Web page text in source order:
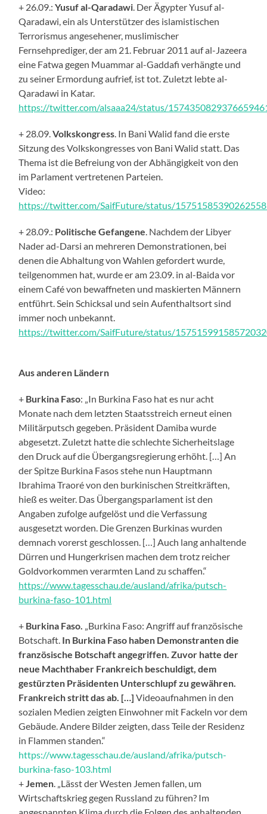
+ 26.09.:Yusuf al-Qaradawi . Der Ägypter Yusuf al-
Qaradawi, ein als Unterstützer des islamistischen
Terrorismus angesehener, muslimischer
Fernsehprediger, der am 21. Februar 2011 auf al-Jazeera
eine Fatwa gegen Muammar al-Gaddafi verhängte und
zu seiner Ermordung aufrief, ist tot. Zuletzt lebte al-
Qaradawi in Katar.
https://twitter.com/alsaaa24/status/
+ 28.09.Volkskongress . In Bani Walidfand die erste
Sitzung des Volkskongresses von Bani Walidstatt . Das
Thema ist die Befreiung von der Abhängigkeit von den
im Parlament vertretenen Parteien.
Video:
https://twitter.com/SaifFuture/status/
+ 28.09.: Politische Gefangene . Nachdem der Libyer
Nader ad-Darsi an mehreren Demonstrationen, bei
denen die Abhaltung von Wahlengefordertwurde
teilgenommen hat, wurde er am 23.09. in al-Baida vor
einem Café von bewaffneten und maskierten Männern
entführt. Sein Schicksal und sein Aufenthaltsort sind
immer noch unbekannt.
https://twitter.com/SaifFuture/status/
Aus anderen Ländern
+ Burkina Faso: „ In Burkina Faso hat es nur acht
Monate nach dem letzten Staatsstreich erneut einen
Militärputsch gegeben. Präsident Damiba wurde
abgesetzt. Zuletzt hatte die schlechte Sicherheitslage
den Druck auf die Übergangsregierung erhöht. […] An
der Spitze Burkina Fasos stehe nun Hauptmann
Ibrahima Traoré von den burkinischen Streitkräften,
hieß es weiter. Das Übergangsparlament ist den
Angaben zufolge aufgelöst und die Verfassung
ausgesetzt worden. Die Grenzen Burkinas wurden
demnach vorerst geschlossen. […] Auch lang anhaltende
Dürren und Hungerkrisen machen dem trotz reicher
Goldvorkommen verarmten Land zu schaffen.“
https://www.tagesschau.de/ausland/afrika/putsch-
burkina-faso-101.html
+ Burkina Faso. Burkina Faso: Angriff auf französische
Botschaft In Burkina Faso haben Demonstranten die
französische Botschaft angegriffen. Zuvor hatte der
neue Machthaber Frankreich beschuldigt, dem
gestürzten Präsidenten Unterschlupf zu gewähren.
Frankreich stritt das ab. […] Videoaufnahmen in den
sozialen Medien zeigten Einwohner mit Fackeln vor dem
Gebäude. Andere Bilder zeigten, dass Teile der Residenz
in Flammen standen.“
https://www.tagesschau.de/ausland/afrika/putsch-
burkina-faso-103.html
+ Jemen . „Lässt der Westen Jemen fallen, um
Wirtschaftskrieg gegen Russland zu führen? Im
angespannten Klima durch die Folgen des anhaltenden